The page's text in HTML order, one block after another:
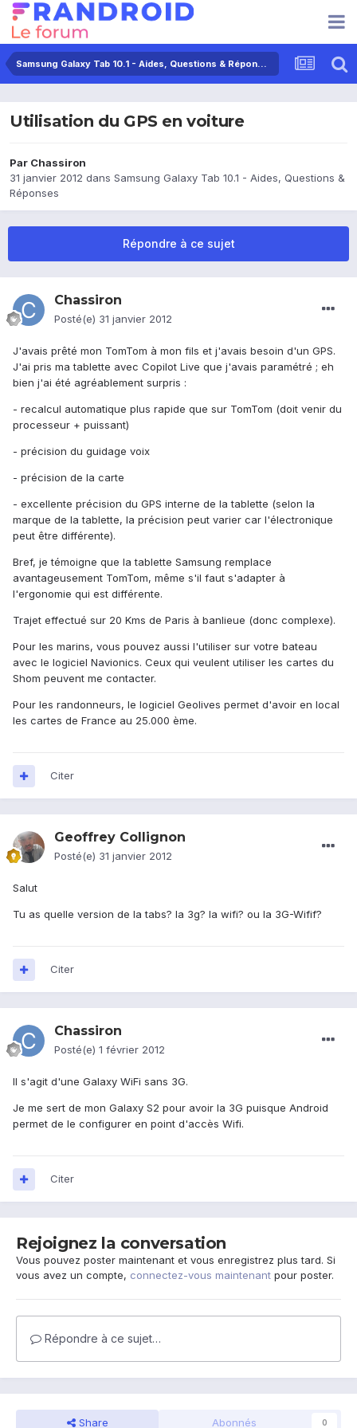
Samsung Galaxy Tab 10.1 - Aides, Questions & Réponses
Utilisation du GPS en voiture
Par Chassiron
31 janvier 2012 dans Samsung Galaxy Tab 10.1 - Aides, Questions &
Réponses
Répondre à ce sujet
Chassiron
Posté(e) 31 janvier 2012
J'avais prêté mon TomTom à mon fils et j'avais besoin d'un GPS.
J'ai pris ma tablette avec Copilot Live que j'avais paramétré ; eh
bien j'ai été agréablement surpris :
- recalcul automatique plus rapide que sur TomTom (doit venir du
processeur + puissant)
- précision du guidage voix
- précision de la carte
- excellente précision du GPS interne de la tablette (selon la
marque de la tablette, la précision peut varier car l'électronique
peut être différente).
Bref, je témoigne que la tablette Samsung remplace
avantageusement TomTom, même s'il faut s'adapter à
l'ergonomie qui est différente.
Trajet effectué sur 20 Kms de Paris à banlieue (donc complexe).
Pour les marins, vous pouvez aussi l'utiliser sur votre bateau
avec le logiciel Navionics. Ceux qui veulent utiliser les cartes du
Shom peuvent me contacter.
Pour les randonneurs, le logiciel Geolives permet d'avoir en local
les cartes de France au 25.000 ème.
Citer
Geoffrey Collignon
Posté(e) 31 janvier 2012
Salut
Tu as quelle version de la tabs? la 3g? la wifi? ou la 3G-Wifif?
Citer
Chassiron
Posté(e) 1 février 2012
Il s'agit d'une Galaxy WiFi sans 3G.
Je me sert de mon Galaxy S2 pour avoir la 3G puisque Android
permet de le configurer en point d'accès Wifi.
Citer
Rejoignez la conversation
Vous pouvez poster maintenant et vous enregistrez plus tard. Si
vous avez un compte, connectez-vous maintenant pour poster.
Répondre à ce sujet…
Share Abonnés 0